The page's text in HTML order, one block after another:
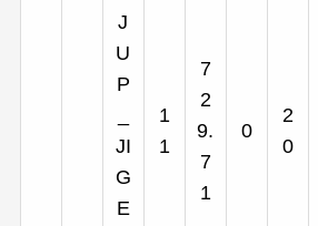
J
U
P
JI
G
E
1
1
7
2
9.
7
1
0
2
0